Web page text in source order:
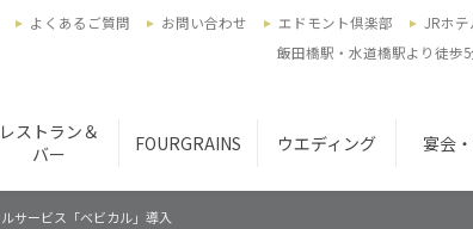
レストラン＆
バー
FOURGRAINS ウエディング 宴会
よくあるご質問 お問い合わせ エドモント倶楽部 JRホテ
飯田橋駅・水道橋駅より徒歩
サービス「ベビカル」導入